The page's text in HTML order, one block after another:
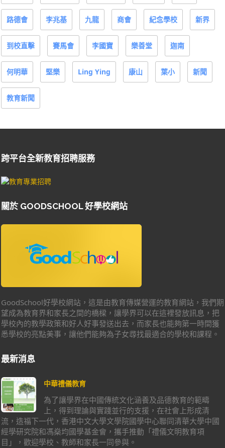
路德會 李兆基 九龍 商會 紀念學校 新界
到校直擊 賽馬會 李國寶 樂善堂 迦南
何明華 堅樂 Ling Ying 康山 葉小 新聞
教育新聞
跨平台全新教育招聘服務
關於 GOODSCHOOL 好學校網站
GoodSchool好學校網站，這是由教育傳媒營運的教育網站，我們期
望成為教育界和家長之間的橋樑，讓學界可以在這裡發放訊息，把
學校內的教學政策和好人好事發送出去，而家長也能夠第一時間獲
悉學校的亮點美事，讓他們能夠為子女尋找最適合的學校和課程。
最新消息
中華禮儀教育
為了讓學界在中國傳統文化涵養及品德教育的範疇
上，得到理論與實踐並行的支援，在社會上形成清
流，造福下一代，香港中文大學文學院國學中心聯同清華大學中國
經學研究院和馮燊均國學基金會，攜手推動「禮儀文明教育項
目」，歡迎學校、教師和家長一同參與。